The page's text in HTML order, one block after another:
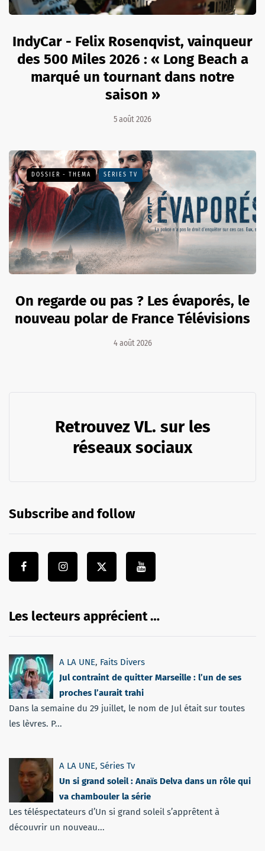
IndyCar - Felix Rosenqvist, vainqueur
des 500 Miles 2026 : « Long Beach a
marqué un tournant dans notre
saison »
5 août 2026
DOSSIER - THEMA SÉRIES TV
On regarde ou pas ? Les évaporés, le
nouveau polar de France Télévisions
4 août 2026
Retrouvez VL. sur les
réseaux sociaux
Subscribe and follow
Les lecteurs apprécient …
A LA UNE, Faits Divers
Jul contraint de quitter Marseille : l’un de ses
proches l’aurait trahi
Dans la semaine du 29 juillet, le nom de Jul était sur toutes
les lèvres. P...
A LA UNE, Séries Tv
Un si grand soleil : Anaïs Delva dans un rôle qui
va chambouler la série
Les téléspectateurs d’Un si grand soleil s’apprêtent à
découvrir un nouveau...